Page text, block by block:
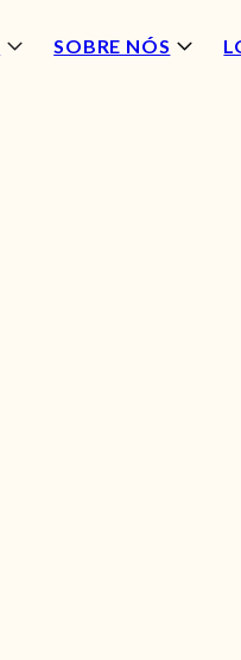
SOBRE NÓS